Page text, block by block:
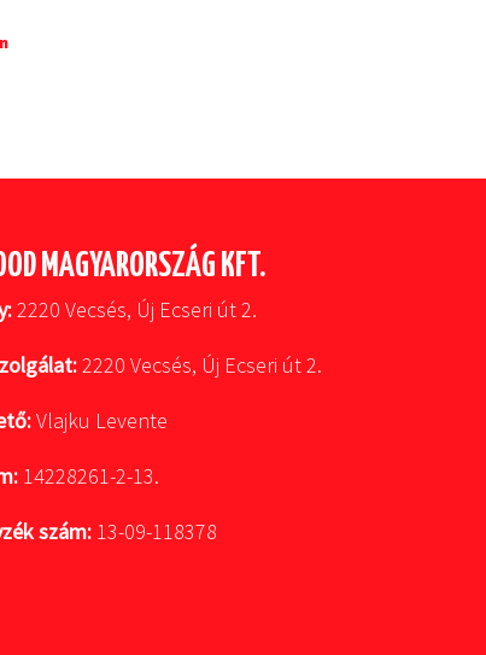
MAGYARORSZÁG KFT.
2220 Vecsés, Új Ecseri út 2.
2220 Vecsés, Új Ecseri út 2.
Vlajku Levente
14228261-2-13.
szám: 13-09-118378